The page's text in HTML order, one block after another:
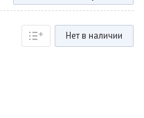
Нет в наличии